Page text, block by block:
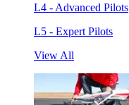
L4 - Advanced Pilots
L5 - Expert Pilots
View All